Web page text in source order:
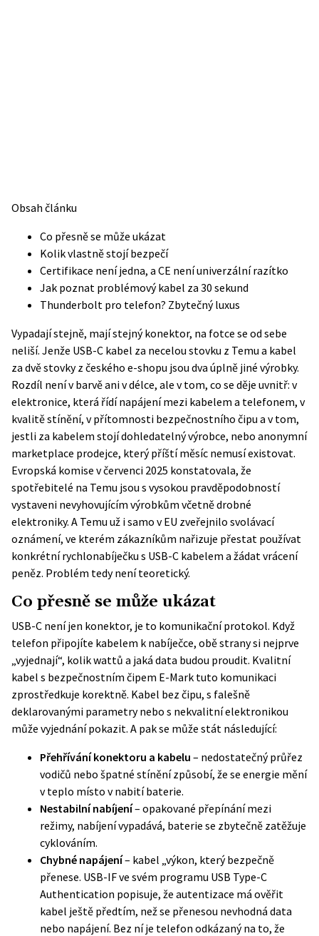
Obsah článku
Co přesně se může ukázat
Kolik vlastně stojí bezpečí
Certifikace není jedna, a CE není univerzální razítko
Jak poznat problémový kabel za 30 sekund
Thunderbolt pro telefon? Zbytečný luxus
Vypadají stejně, mají stejný konektor, na fotce se od sebe
neliší. Jenže USB-C kabel za necelou stovku z Temu a kabel
za dvě stovky z českého e-shopu jsou dva úplně jiné výrobky.
Rozdíl není v barvě ani v délce, ale v tom, co se děje uvnitř: v
elektronice, která řídí napájení mezi kabelem a telefonem, v
kvalitě stínění, v přítomnosti bezpečnostního čipu a v tom,
jestli za kabelem stojí dohledatelný výrobce, nebo anonymní
marketplace prodejce, který příští měsíc nemusí existovat.
Evropská komise v červenci 2025 konstatovala, že
spotřebitelé na Temu jsou s vysokou pravděpodobností
vystaveni nevyhovujícím výrobkům včetně drobné
elektroniky. A Temu už i samo v EU zveřejnilo svolávací
oznámení, ve kterém zákazníkům nařizuje přestat používat
konkrétní rychlonabíječku s USB-C kabelem a žádat vrácení
peněz. Problém tedy není teoretický.
Co přesně se může ukázat
USB-C není jen konektor, je to komunikační protokol. Když
telefon připojíte kabelem k nabíječce, obě strany si nejprve
„vyjednají“, kolik wattů a jaká data budou proudit. Kvalitní
kabel s bezpečnostním čipem E-Mark tuto komunikaci
zprostředkuje korektně. Kabel bez čipu, s falešně
deklarovanými parametry nebo s nekvalitní elektronikou
může vyjednání pokazit. A pak se může stát následující:
Přehřívání konektoru a kabelu – nedostatečný průřez
vodičů nebo špatné stínění způsobí, že se energie mění
v teplo místo v nabití baterie.
Nestabilní nabíjení– opakované přepínání mezi
režimy, nabíjení vypadává, baterie se zbytečně zatěžuje
cyklováním.
Chybné napájení– kabel „výkon, který bezpečně
přenese. USB-IF ve svém programu USB Type-C
Authentication popisuje, že autentizace má ověřit
kabel ještě předtím, než se přenesou nevhodná data
nebo napájení. Bez ní je telefon odkázaný na to, že